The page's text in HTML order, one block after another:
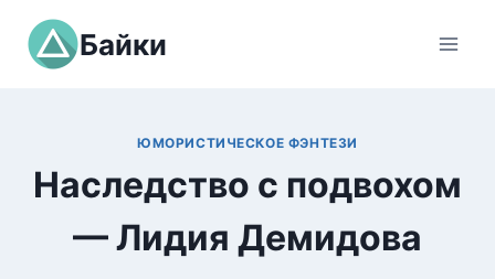
Перейти
содержимому
Байки
ЮМОРИСТИЧЕСКОЕ ФЭНТЕЗИ
Наследство с подвохом
— Лидия Демидова